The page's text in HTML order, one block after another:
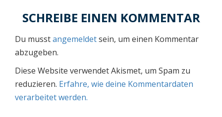
SCHREIBE EINEN KOMMENTAR
Du musstangemeldetsein, um einen Kommentar
abzugeben.
Diese Website verwendet Akismet, um Spam zu
reduzieren. Erfahre, wie deine Kommentardaten
verarbeitet werden.